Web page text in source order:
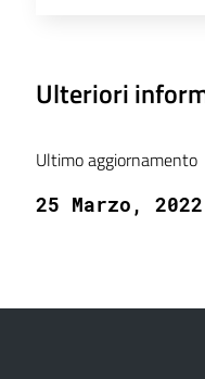
Ulteriori
Ultimo aggiornamento
25 Marzo, 2022